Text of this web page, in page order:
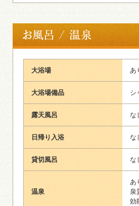
大浴場 あ
大浴場備品 シ
露天風呂 な
日帰り入浴 な
貸切風呂 な
温泉
あ
泉
効